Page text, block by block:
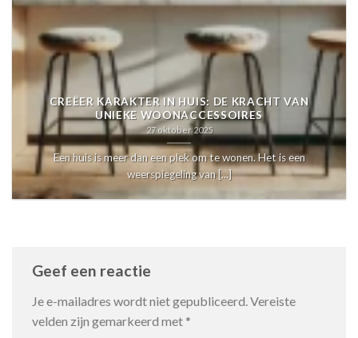
CREËER KARAKTER IN HUIS: DE KRACHT VAN
UNIEKE WOONACCESSOIRES
27 oktober 2025
Een huis is meer dan een plek om te wonen. Het is een
weerspiegeling van [...]
Geef een reactie
Je e-mailadres wordt niet gepubliceerd.Vereiste
velden zijn gemarkeerd met *